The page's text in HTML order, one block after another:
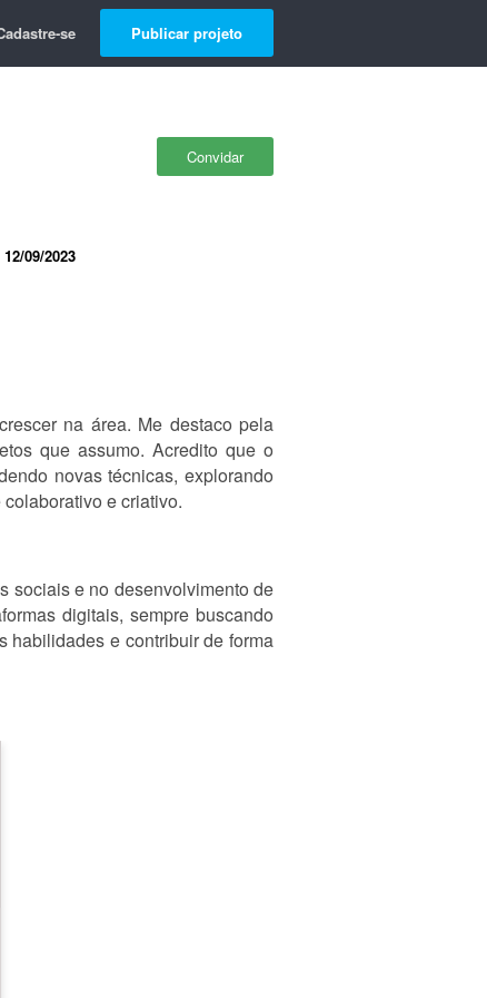
se Publicar projeto
Convidar
12/09/2023
na área. Me destaco pela
que assumo. Acredito que o
novas técnicas, explorando
e criativo.
sociais e no desenvolvimento de
digitais, sempre buscando
habilidades e contribuir de forma